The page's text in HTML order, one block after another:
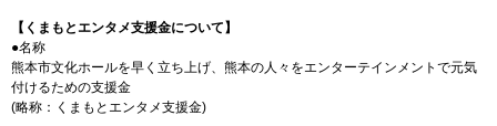
【くまもとエンタメ支援金について】
●名称
熊本市文化ホールを早く立ち上げ、熊本の人々をエンターテインメントで元気
付けるための支援金
(略称：くまもとエンタメ支援金)